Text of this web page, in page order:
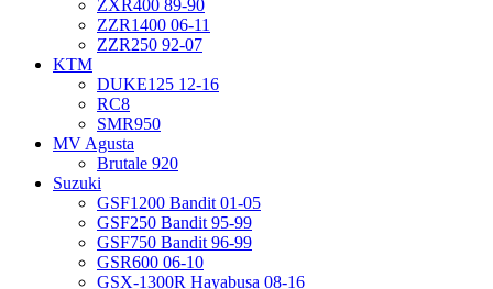
ZXR400 89-90
ZZR1400 06-11
ZZR250 92-07
KTM
DUKE125 12-16
RC8
SMR950
MV Agusta
Brutale 920
Suzuki
GSF1200 Bandit 01-05
GSF250 Bandit 95-99
GSF750 Bandit 96-99
GSR600 06-10
GSX-1300R Hayabusa 08-16